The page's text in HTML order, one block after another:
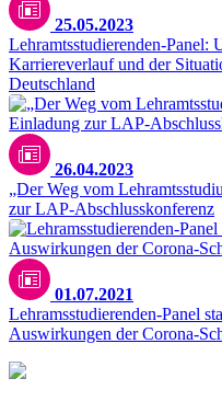
25.05.2023
Lehramtsstudierenden-Panel:
Karriereverlauf und der
Deutschland
26.04.2023
„Der Weg vom
zur LAP-Abschlusskonferenz
01.07.2021
Lehramsstudierenden-Panel
Auswirkungen der Corona-